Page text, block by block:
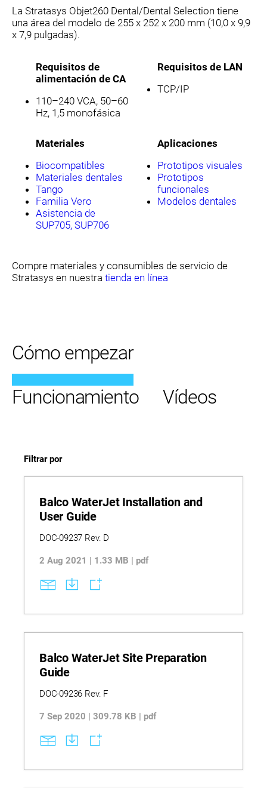
La Stratasys Objet260 Dental/Dental Selection tiene
una área del modelo de 255 x 252 x 200 mm (10,0 x 9,9
x 7,9 pulgadas).
Requisitos de
alimentación de CA
110–240 VCA, 50–60
Hz, 1,5 monofásica
Requisitos de LAN
TCP/IP
Materiales
Biocompatibles
Materiales dentales
Tango
Familia Vero
Asistencia de
SUP705, SUP706
Aplicaciones
Prototipos visuales
Prototipos
funcionales
Modelos dentales
Compre materiales y consumibles de servicio de
Stratasys en nuestra tienda en línea
Cómo empezar
Funcionamiento
Vídeos
Filtrar por
Balco WaterJet Installation and
User Guide
DOC-09237 Rev. D
2 Aug 2021 | 1.33 MB | pdf
Balco WaterJet Site Preparation
Guide
DOC-09236 Rev. F
7 Sep 2020 | 309.78 KB | pdf